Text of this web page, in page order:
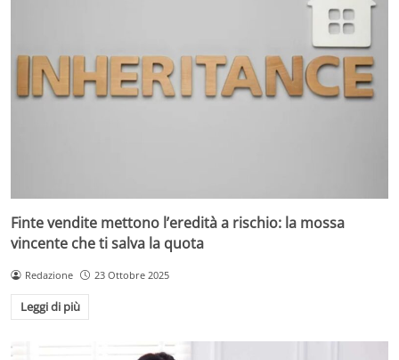
Finte vendite mettono l’eredità a rischio: la mossa
vincente che ti salva la quota
Redazione 23 Ottobre 2025
Leggi di più